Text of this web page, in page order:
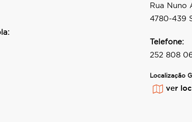
Rua Nuno
4780-439
Telefone:
252 808
Localização
ver